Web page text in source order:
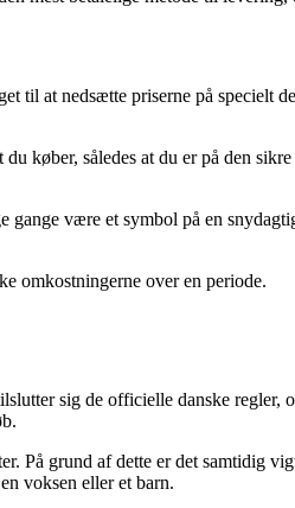
til at nedsætte priserne på specielt
køber, således at du er på den sikre
gange være et symbol på en
omkostningerne over en periode.
sig de officielle danske regler,
På grund af dette er det samtidig
voksen eller et barn.